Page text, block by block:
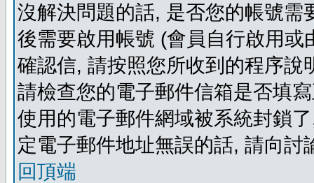
沒解決問題的話, 是否您的帳號
後需要啟用帳號 (會員自行啟用
確認信, 請按照您所收到的程序
請檢查您的電子郵件信箱是否填
使用的電子郵件網域被系統封鎖
定電子郵件地址無誤的話, 請向
回頂端